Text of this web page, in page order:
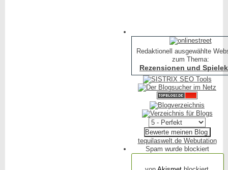
Redaktionell ausgewählte
zum Thema:
Rezensionen und
tequilaswelt.de Webutation
Spam wurde blockiert